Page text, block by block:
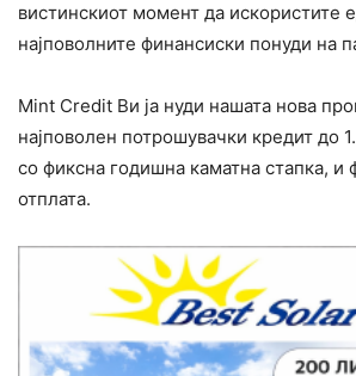
вистинскиот момент да искористите
најповолните финансиски понуди на
Mint Credit Ви ја нуди нашата нова
најповолен потрошувачки кредит до
со фиксна годишна каматна стапка, и
отплата.